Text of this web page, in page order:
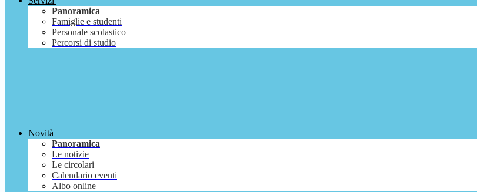
Panoramica
Famiglie e studenti
Personale scolastico
Percorsi di studio
Novità
Panoramica
Le notizie
Le circolari
Calendario eventi
Albo online